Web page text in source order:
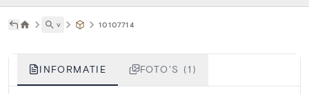
˅ 10107714
INFORMATIE FOTO'S (1)